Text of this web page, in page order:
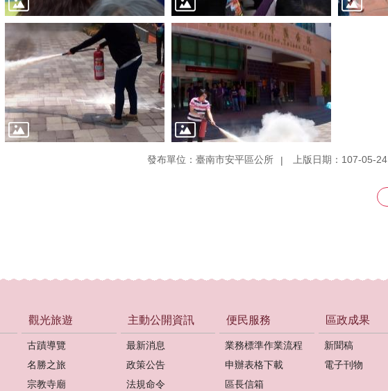
發布單位：臺南市安平區公所 上版日期：107-05-24
觀光旅遊
古蹟導覽
名勝之旅
宗教寺廟
主動公開資訊
最新消息
政策公告
法規命令
便民服務
業務標準作業流程
申辦表格下載
區長信箱
區政成果
新聞稿
電子刊物